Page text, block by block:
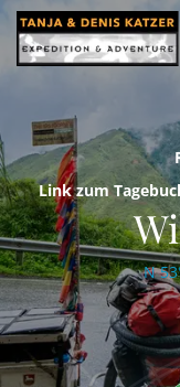
Link zum
N